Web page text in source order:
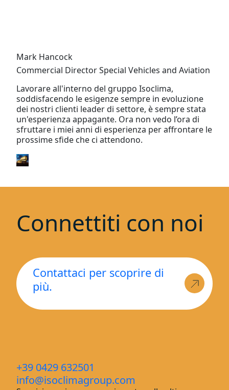
Mark Hancock
Commercial Director Special Vehicles and Aviation
Lavorare all'interno del gruppo Isoclima,
soddisfacendo le esigenze sempre in evoluzione
dei nostri clienti leader di settore, è sempre stata
un'esperienza appagante. Ora non vedo l’ora di
sfruttare i miei anni di esperienza per affrontare le
prossime sfide che ci attendono.
Connettiti con noi
Contattaci per scoprire di
più.
+39 0429 632501
info@isoclimagroup.com